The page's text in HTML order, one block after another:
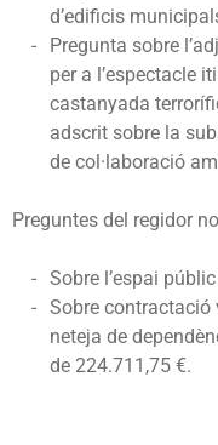
d’edificis
Pregunta sobre
per a l’espectacle
castanyada
adscrit sobre la
de col·laboració
Preguntes del regidor
Sobre l’espai
Sobre contractació
neteja de
de 224.711,75 €.